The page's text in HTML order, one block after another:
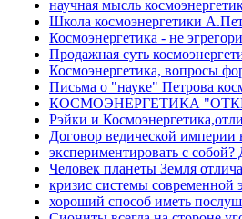
научная мысль
Школа космоэнергетики
Космоэнергетика - не
Продажная суть
Космоэнергетика, вопросы
Письма о "науке" Петрова
КОСМОЭНЕРГЕТИКА
Рэйки и
Договор ведической империи
экспериментировать с
Человек планеты Земля
кризис системы современной
хороший способ иметь